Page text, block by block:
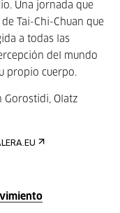
Una jornada que
Tai-Chi-Chuan que
a todas las
del mundo
propio cuerpo.
Gorostidi, Olatz